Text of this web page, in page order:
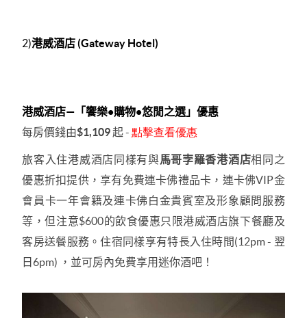
2)港威酒店(Gateway Hotel)
港威酒店— 「饗樂•購物•悠閒之選」優惠
每房價錢由$1,109起-點擊查看優惠
旅客入住港威酒店同樣有與馬哥孛羅香港酒店相同之
優惠折扣提供，享有免費連卡佛禮品卡，連卡佛VIP金
會員卡一年會籍及連卡佛白金貴賓室及形象顧問服務
等，但注意$600的飲食優惠只限港威酒店旗下餐廳及
客房送餐服務。住宿同樣享有特長入住時間(12pm - 翌
日 6pm) ，並可房內免費享用迷你酒吧！